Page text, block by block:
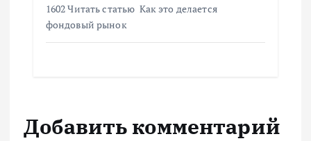
1602 Читать статью Как это делается
фондовый рынок
Добавить комментарий